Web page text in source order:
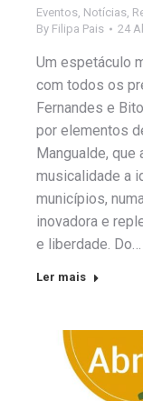
Eventos Notícias
By Filipa Pais 24
Um espetáculo
com todos os
Fernandes e
por elementos
Mangualde, que
musicalidade a
municípios,
inovadora e
e liberdade. Do…
Ler mais